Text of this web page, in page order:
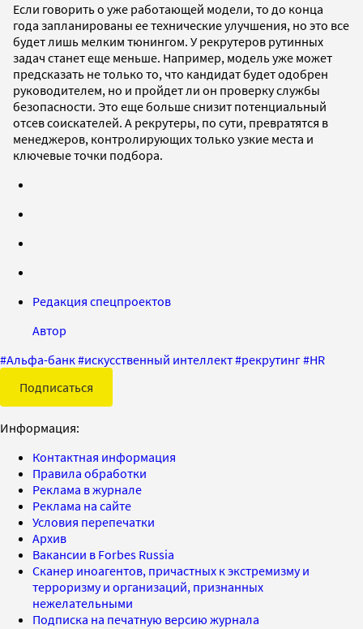
Если говорить о уже работающей модели, то до конца
года запланированы ее технические улучшения, но это все
будет лишь мелким тюнингом. У рекрутеров рутинных
задач станет еще меньше. Например, модель уже может
предсказать не только то, что кандидат будет одобрен
руководителем, но и пройдет ли он проверку службы
безопасности. Это еще больше снизит потенциальный
отсев соискателей. А рекрутеры, по сути, превратятся в
менеджеров, контролирующих только узкие места и
ключевые точки подбора.
Редакция спецпроектов
Автор
#Альфа-банк#искусственный интеллект#рекрутинг#HR
Подписаться
Информация:
Контактная информация
Правила обработки
Реклама в журнале
Реклама на сайте
Условия перепечатки
Архив
Вакансии в Forbes Russia
Сканер иноагентов, причастных к экстремизму и
терроризму и организаций, признанных
нежелательными
Подписка на печатную версию журнала